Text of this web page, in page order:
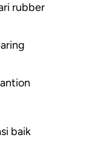
rubber
baik